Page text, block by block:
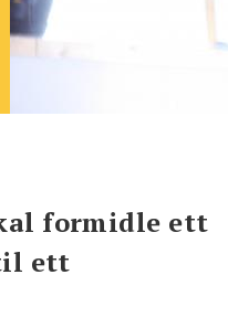
formidle ett
ett